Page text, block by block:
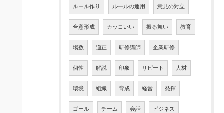
ルール作り ルールの運用 意見の対立
合意形成 カッコいい 振る舞い 教育
場数 適正 研修講師 企業研修
個性 解説 印象 リピート 人材
環境 組織 育成 経営 発揮
ゴール チーム 会話 ビジネス